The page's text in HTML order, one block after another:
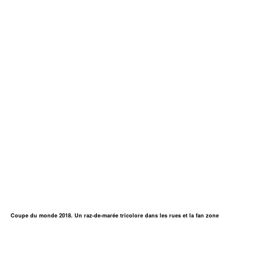
Coupe du monde 2018. Un raz-de-marée tricolore dans les rues et la fan zone